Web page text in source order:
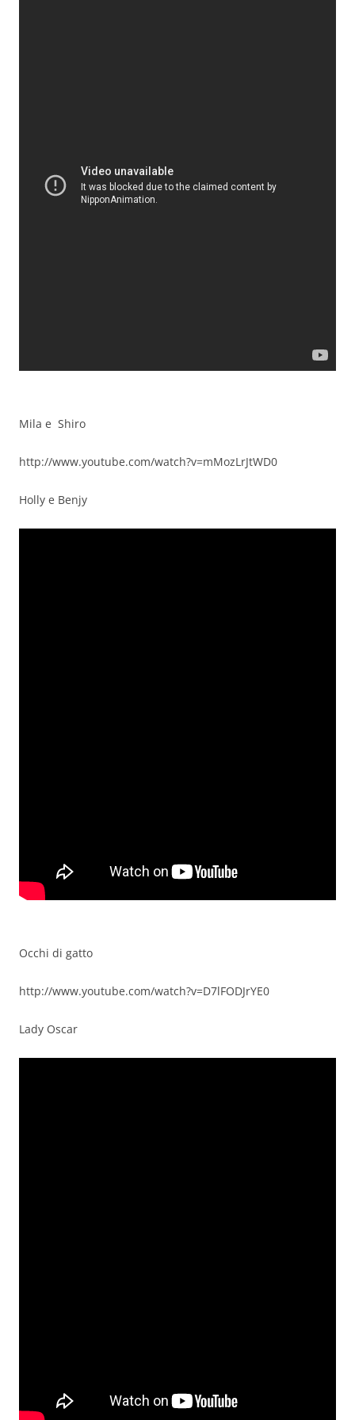
Mila e Shiro
http://www.youtube.com/watch?v=mMozLrJtWD0
Holly e Benjy
Occhi di gatto
http://www.youtube.com/watch?v=D7lFODJrYE0
Lady Oscar